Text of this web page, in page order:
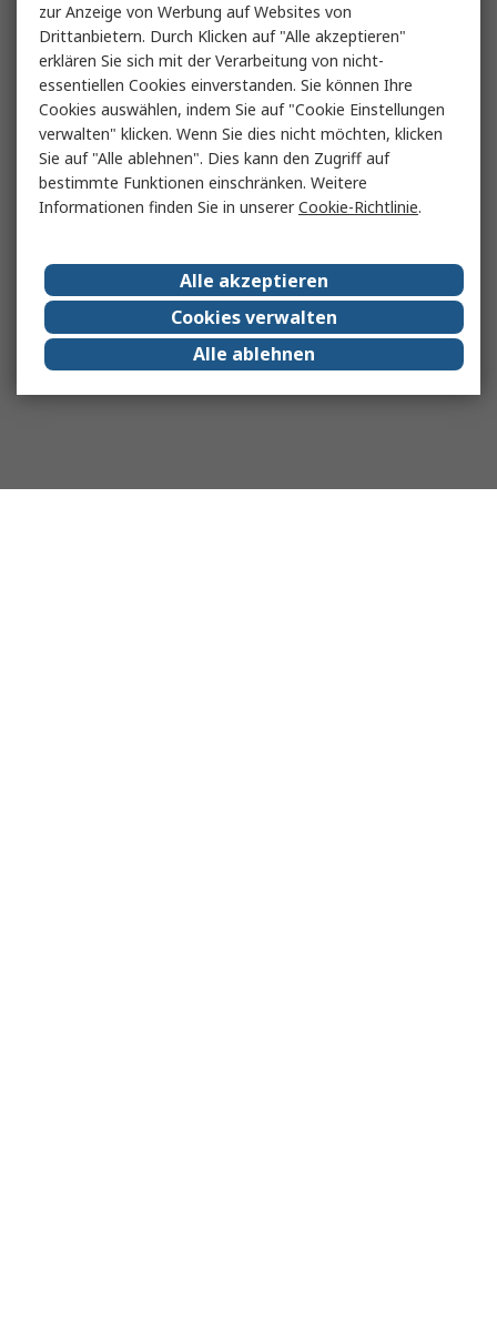
zur Anzeige von Werbung auf Websites von
Drittanbietern. Durch Klicken auf "Alle akzeptieren"
erklären Sie sich mit der Verarbeitung von nicht-
essentiellen Cookies einverstanden. Sie können Ihre
Cookies auswählen, indem Sie auf "Cookie Einstellungen
verwalten" klicken. Wenn Sie dies nicht möchten, klicken
Sie auf "Alle ablehnen". Dies kann den Zugriff auf
bestimmte Funktionen einschränken. Weitere
Informationen finden Sie in unsererCookie-Richtlinie.
Alle akzeptieren
Cookies verwalten
Alle ablehnen